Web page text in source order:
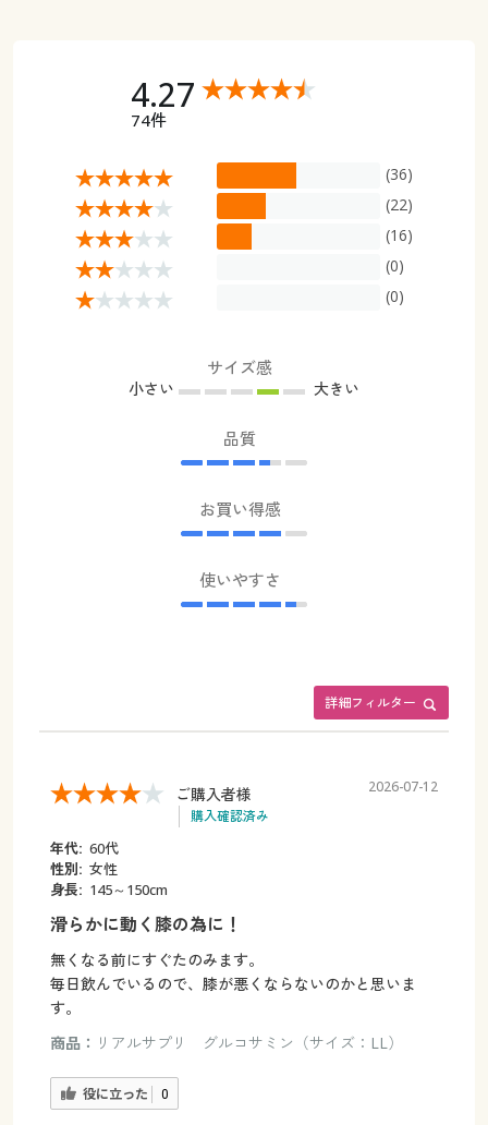
4.27
74件
(36)
(22)
(16)
(0)
(0)
サイズ感
小さい 大きい
品質
お買い得感
使いやすさ
詳細フィルター
ご購入者様
購入確認済み
2026-07-12
年代: 60代
性別: 女性
身長: 145～150cm
滑らかに動く膝の為に！
無くなる前にすぐたのみます。
毎日飲んでいるので、膝が悪くならないのかと思いま
す。
商品： リアルサプリ グルコサミン（サイズ：LL）
役に立った 0